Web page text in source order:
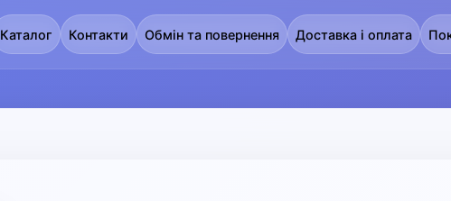
Каталог Контакти Обмін та повернення Доставка і оплата